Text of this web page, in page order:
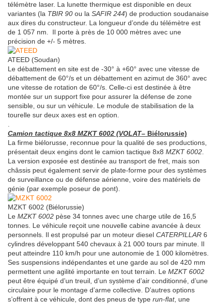
télémètre laser. La lunette thermique est disponible en deux
variantes (la TBIR 90 ou la SAFIR 244) de production soudanaise
aux dires du constructeur. La longueur d’onde du télémètre est
de 1 057 nm. Il porte à près de 10 000 mètres avec une
précision de +/- 5 mètres.
ATEED (Soudan)
Le débattement en site est de -30° à +60° avec une vitesse de
débattement de 60°/s et un débattement en azimut de 360° avec
une vitesse de rotation de 60°/s. Celle-ci est destinée à être
montée sur un support fixe pour assurer la défense de zone
sensible, ou sur un véhicule. Le module de stabilisation de la
tourelle sur deux axes est en option.
Camion tactique 8x8 MZKT 6002 (VOLAT– Biélorussie)
La firme biélorusse, reconnue pour la qualité de ses productions,
présentait deux engins dont le camion tactique 8x8 MZKT 6002
La version exposée est destinée au transport de fret, mais son
châssis peut également servir de plate-forme pour des systèmes
de surveillance ou de défense aérienne, voire des matériels de
génie (par exemple poseur de pont).
MZKT 6002 (Biélorussie)
Le MZKT 6002 pèse 34 tonnes avec une charge utile de 16,5
tonnes. Le véhicule reçoit une nouvelle cabine avancée à deux
personnels. Il est propulsé par un moteur diesel CATERPILLAR 6
cylindres développant 540 chevaux à 21 000 tours par minute. Il
peut atteindre 110 km/h pour une autonomie de 1 000 kilomètres.
Ses suspensions indépendantes et une garde au sol de 420 mm
permettent une agilité importante en tout terrain. Le MZKT 6002
peut être équipé d’un treuil, d’un système d’air conditionné, d’une
circulaire pour le montage d’arme collective. D’autres options
s’offrent à ce véhicule, dont des pneus de type run-flat, une